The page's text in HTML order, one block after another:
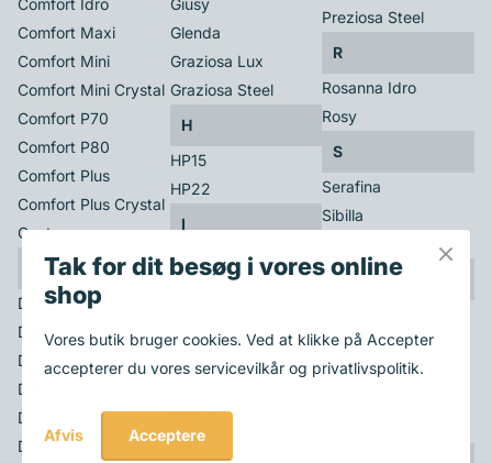
Comfort Maxi
Comfort Mini
Comfort Mini Crystal
Comfort P70
Comfort P80
Comfort Plus
Comfort Plus Crystal
Contessa
Dahiana
Dahiana Plus
Debby
Debby Evo
Delizia Forno
Divina
Glenda
Graziosa Lux
Graziosa Steel
H
HP15
HP22
I
Irina
Isabella
K
Karolina
Ketty
Preziosa Steel
R
Rosanna Idro
Rosy
S
Serafina
Sibilla
T
Teorema
Teorema Plus
Tak for dit besøg i vores online
shop
Vores butik bruger cookies. Ved at klikke på Accepter
accepterer du vores servicevilkår og privatlivspolitik.
Afvis Acceptere